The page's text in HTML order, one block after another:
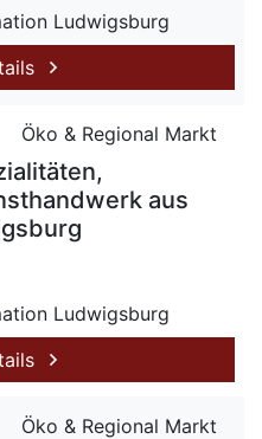
Ludwigsburg
Öko & Regional Markt
aus
Ludwigsburg
Öko & Regional Markt